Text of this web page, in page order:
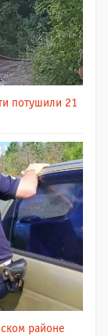
потушили 21
районе